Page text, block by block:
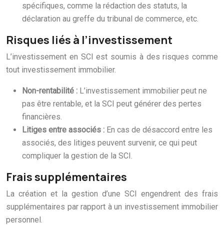
spécifiques, comme la rédaction des statuts, la
déclaration au greffe du tribunal de commerce, etc.
Risques liés à l’investissement
L’investissement en SCI est soumis à des risques comme
tout investissement immobilier.
Non-rentabilité : L’investissement immobilier peut ne
pas être rentable, et la SCI peut générer des pertes
financières.
Litiges entre associés : En cas de désaccord entre les
associés, des litiges peuvent survenir, ce qui peut
compliquer la gestion de la SCI.
Frais supplémentaires
La création et la gestion d’une SCI engendrent des frais
supplémentaires par rapport à un investissement immobilier
personnel.